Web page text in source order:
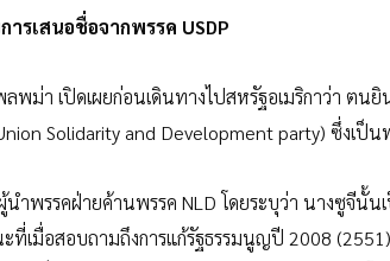
รเสนอชื่อจากพรรค USDP
า เปิดเผยก่อนเดินทางไปสหรัฐอเมริกาว่า ตนยิ
Solidarity and Development party) ซึ่งเป็น
ำพรรคฝ่ายค้านพรรค NLD โดยระบุว่า นางซูจีนั้
เมื่อสอบถามถึงการแก้รัฐธรรมนูญปี 2008